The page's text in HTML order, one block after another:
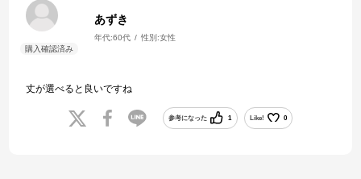
あずき
年代:60代 性別:女性
丈が選べると良いですね
参考になった 1 Like! 0